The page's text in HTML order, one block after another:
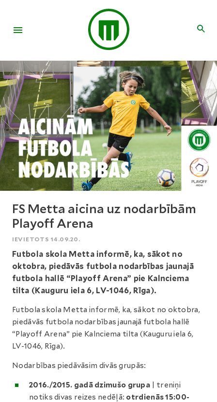
FS Metta aicina uz nodarbībām
Playoff Arena
IEVIETOTS 14.09.20.
Futbola skola Metta informē, ka, sākot no
oktobra, piedāvās futbola nodarbības jaunajā
futbola hallē “Playoff Arena” pie Kalnciema
tilta (Kauguru iela 6, LV-1046, Rīga).
Futbola skola Metta informē, ka, sākot no oktobra,
piedāvās futbola nodarbības jaunajā futbola hallē
“Playoff Arena” pie Kalnciema tilta (Kauguru iela 6,
LV-1046, Rīga).
Nodarbības piedāvāsim divās grupās:
2016./2015. gadā dzimušo grupa | treniņi
notiks divas reizes nedēļā: otrdienās 15:00-